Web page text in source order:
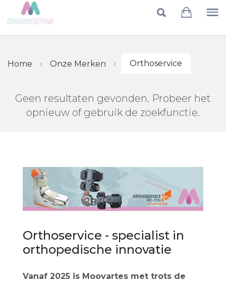
Skip to main content
Home Onze Merken Orthoservice
Geen resultaten gevonden. Probeer het
opnieuw of gebruik de zoekfunctie.
Orthoservice - specialist in
orthopedische innovatie
Vanaf 2025 is Moovartes met trots de